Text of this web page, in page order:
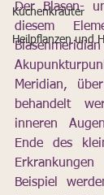
Küchenkräuter
Heilpflanzen und
Der Blasen-
diesem
Meridian,
behandelt
inneren
Ende des
Beispiel